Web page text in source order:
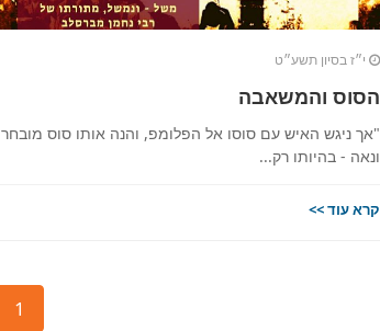
י״ז בסיון תשע״ט
הסוס והמשאבה
"אך ניגש האיש עם סוסו אל הפלומפ, והנה אותו סוס מובחר
ונאה - בהיותו רק...
קרא עוד >>
1